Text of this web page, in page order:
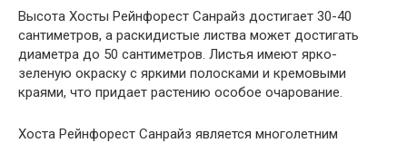
Высота Хосты Рейнфорест Санрайз достигает 30-40
сантиметров, а раскидистые листва может достигать
диаметра до 50 сантиметров. Листья имеют ярко-
зеленую окраску с яркими полосками и кремовыми
краями, что придает растению особое очарование.
Хоста Рейнфорест Санрайз является многолетним